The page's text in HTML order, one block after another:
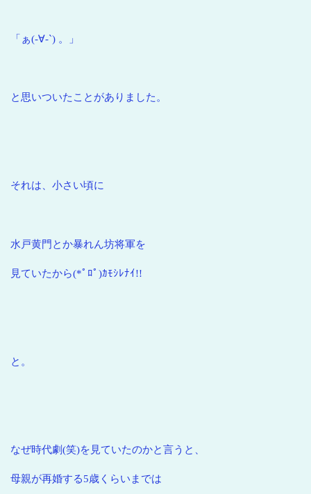
「ぁ(-∀-`) 。」
と思いついたことがありました。
それは、小さい頃に
水戸黄門とか暴れん坊将軍を
見ていたから(*ﾟﾛﾟ)ｶﾓｼﾚﾅｲ!!
と。
なぜ時代劇(笑)を見ていたのかと言うと、
母親が再婚する5歳くらいまでは